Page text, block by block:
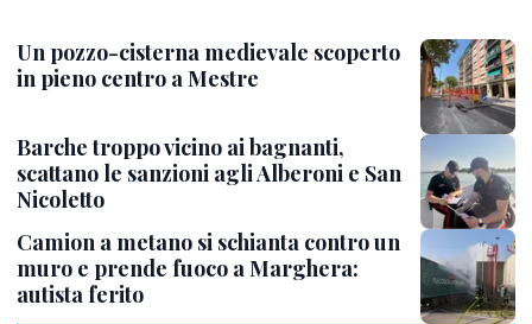
Un pozzo-cisterna medievale scoperto
in pieno centro a Mestre
Barche troppo vicino ai bagnanti,
scattano le sanzioni agli Alberoni e San
Nicoletto
Camion a metano si schianta contro un
muro e prende fuoco a Marghera:
autista ferito